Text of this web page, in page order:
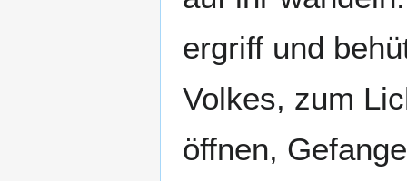
ergriff und
Volkes, zum
öffnen,